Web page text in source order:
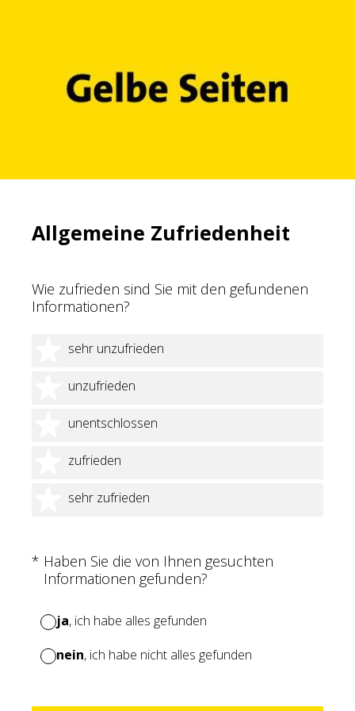
Allgemeine Zufriedenheit
Wie zufrieden sind Sie mit den gefundenen
Informationen?
sehr unzufrieden
1 Stern
unzufrieden
2 Sterne
unentschlossen
3 Sterne
zufrieden
4 Sterne
sehr zufrieden
5 Sterne
* Haben Sie die von Ihnen gesuchten
Informationen gefunden?
(Erforderlich.)
ja, ich habe alles gefunden
nein, ich habe nicht alles gefunden